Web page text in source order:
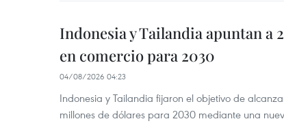
Indonesia y Tailandia apuntan a
en comercio para 2030
04/08/2026 04:23
Indonesia y Tailandia fijaron el objetivo de
millones de dólares para 2030 mediante una